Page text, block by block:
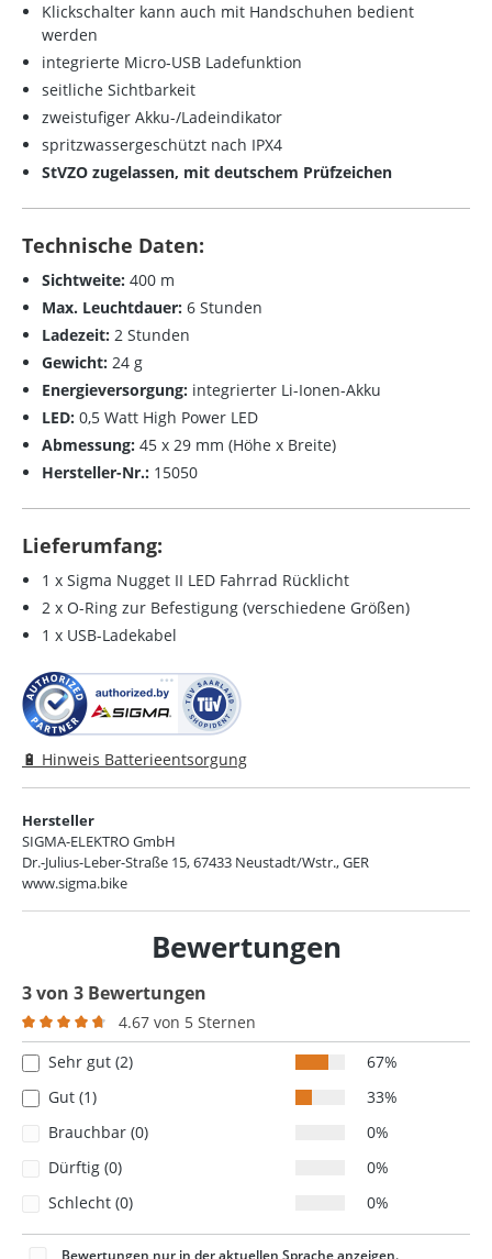
Klickschalter kann auch mit Handschuhen bedient
werden
integrierte Micro-USB Ladefunktion
seitliche Sichtbarkeit
zweistufiger Akku-/Ladeindikator
spritzwassergeschützt nach IPX4
StVZO zugelassen, mit deutschem Prüfzeichen
Technische Daten:
Sichtweite: 400 m
Max. Leuchtdauer: 6 Stunden
Ladezeit: 2 Stunden
Gewicht: 24 g
Energieversorgung: integrierter Li-Ionen-Akku
LED: 0,5 Watt High Power LED
Abmessung: 45 x 29 mm (Höhe x Breite)
Hersteller-Nr.: 15050
Lieferumfang:
1 x Sigma Nugget II LED Fahrrad Rücklicht
2 x O-Ring zur Befestigung (verschiedene Größen)
1 x USB-Ladekabel
🔋 Hinweis Batterieentsorgung
Hersteller
SIGMA-ELEKTRO GmbH
Dr.-Julius-Leber-Straße 15, 67433 Neustadt/Wstr., GER
www.sigma.bike
Bewertungen
3 von 3 Bewertungen
Durchschnittliche Bewertung von 4.6 von 5 Sternen
4.67 von 5 Sternen
Sehr gut (2)
67%
Gut (1)
33%
Brauchbar (0)
0%
Dürftig (0)
0%
Schlecht (0)
0%
Bewertungen nur in der aktuellen Sprache anzeigen.